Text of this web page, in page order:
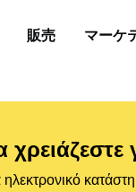
販売 マーケ
ηλεκτρονικό